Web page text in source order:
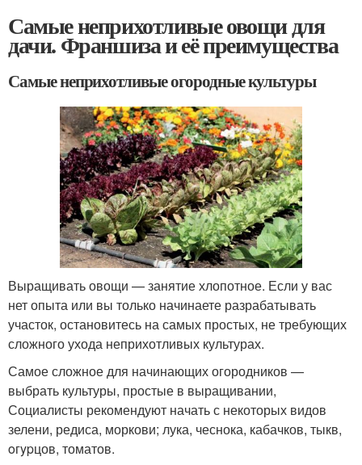
Самые неприхотливые овощи для
дачи. Франшиза и её преимущества
Самые неприхотливые огородные культуры
Выращивать овощи — занятие хлопотное. Если у вас
нет опыта или вы только начинаете разрабатывать
участок, остановитесь на самых простых, не требующих
сложного ухода неприхотливых культурах.
Самое сложное для начинающих огородников —
выбрать культуры, простые в выращивании,
Социалисты рекомендуют начать с некоторых видов
зелени, редиса, моркови; лука, чеснока, кабачков, тыкв,
oгypцов, томатов.